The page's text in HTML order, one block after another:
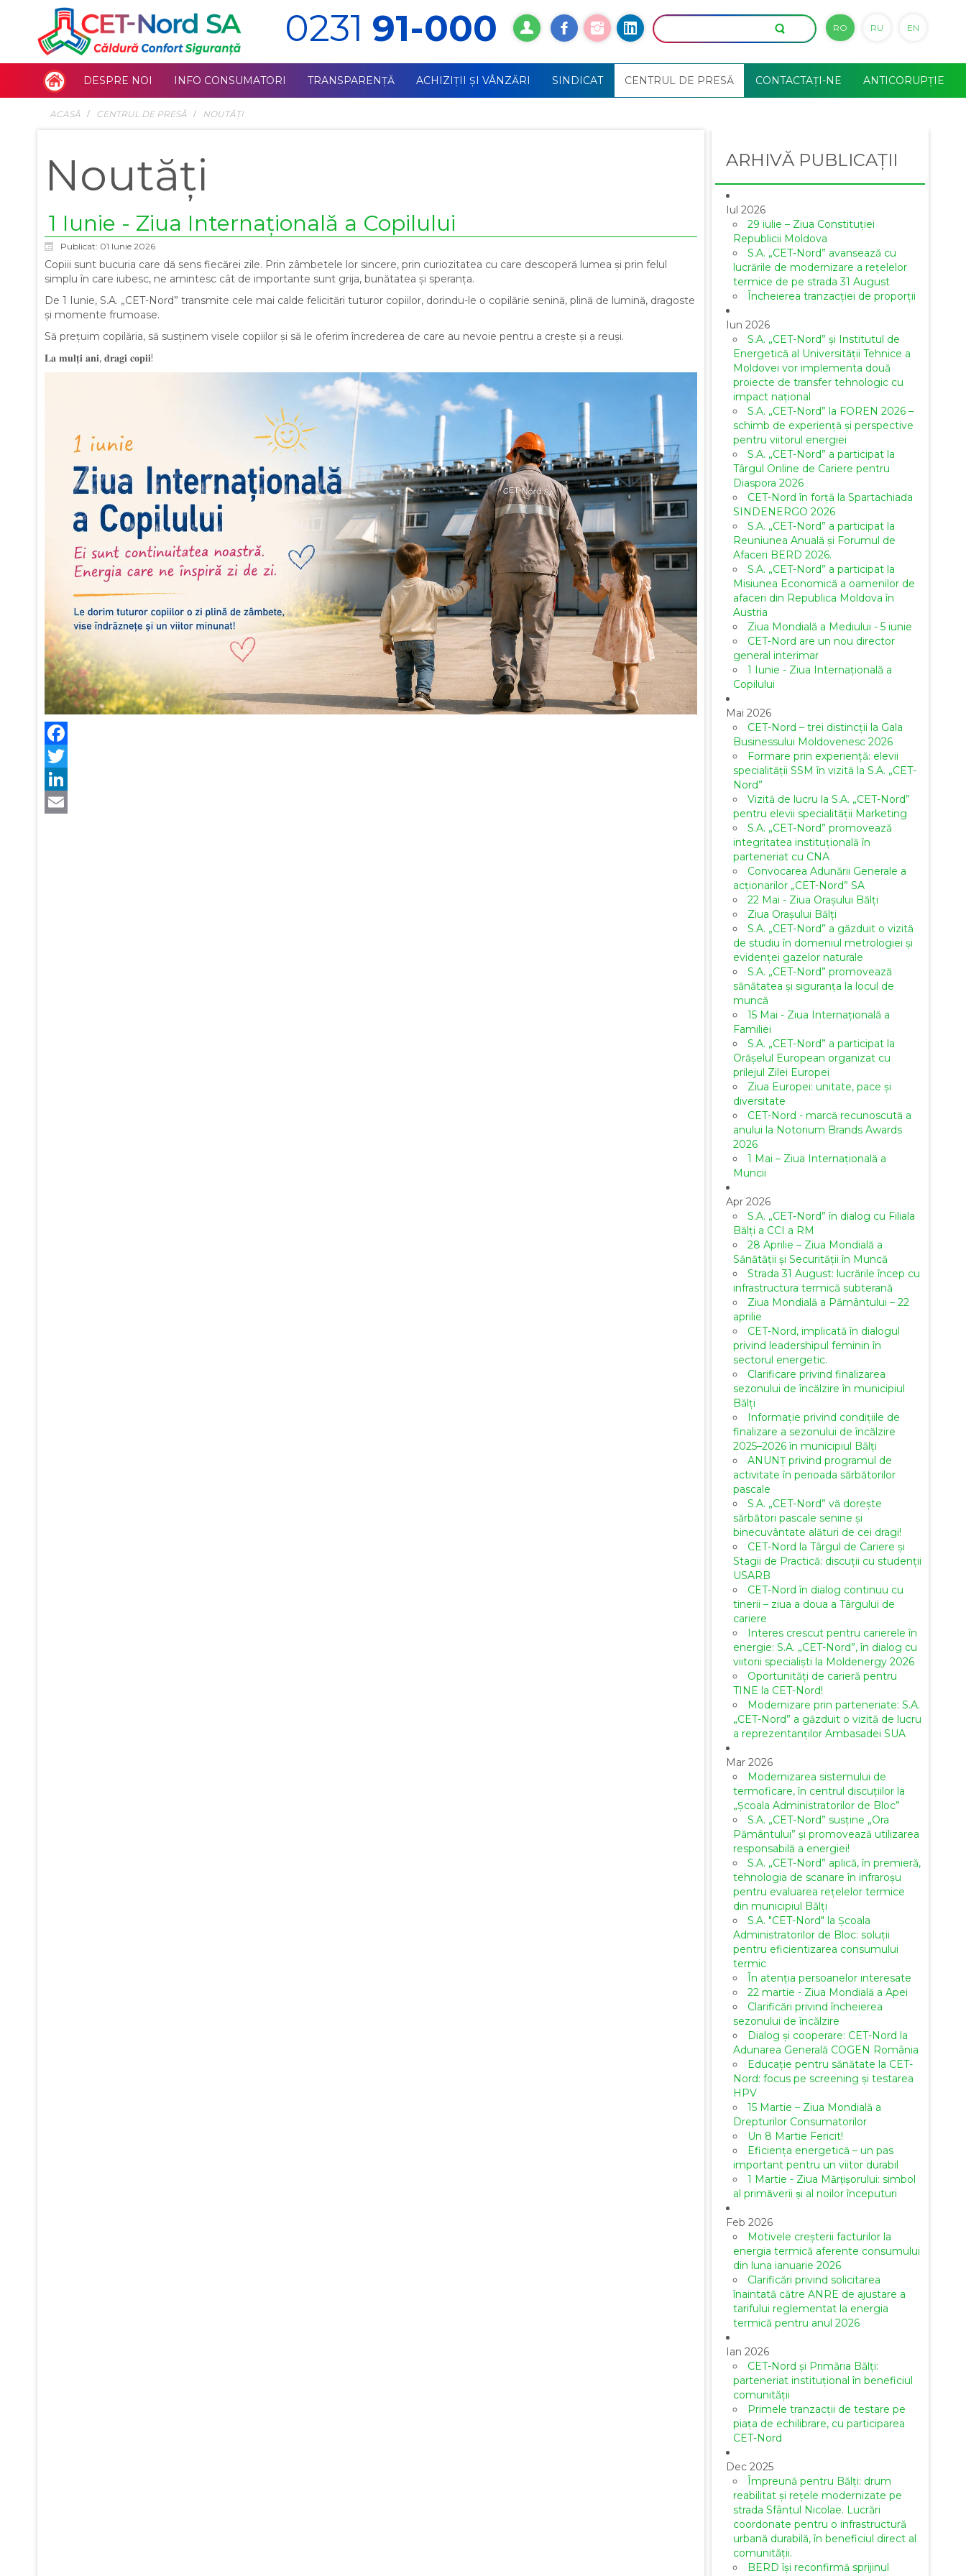
RO RU EN
0231 91-000
DESPRE NOI INFO CONSUMATORI TRANSPARENȚĂ ACHIZIŢII ŞI VÂNZĂRI SINDICAT СENTRUL DE PRESĂ CONTACTAȚI-NE ANTICORUPȚIE
ACASĂ СENTRUL DE PRESĂ NOUTĂȚI
Noutăți
1 Iunie - Ziua Internațională a Copilului
Publicat: 01 Iunie 2026
Copiii sunt bucuria care dă sens fiecărei zile. Prin zâmbetele lor sincere, prin curiozitatea cu care descoperă lumea și prin felul
simplu în care iubesc, ne amintesc cât de importante sunt grija, bunătatea și speranța.
De 1 Iunie, S.A. „CET-Nord” transmite cele mai calde felicitări tuturor copiilor, dorindu-le o copilărie senină, plină de lumină, dragoste
și momente frumoase.
Să prețuim copilăria, să susținem visele copiilor și să le oferim încrederea de care au nevoie pentru a crește și a reuși.
𝐋𝐚 𝐦𝐮𝐥𝐭̦𝐢 𝐚𝐧𝐢, 𝐝𝐫𝐚𝐠𝐢 𝐜𝐨𝐩𝐢𝐢!
ARHIVĂ PUBLICAȚII
Iul 2026
29 iulie – Ziua Constituției
Republicii Moldova
S.A. „CET-Nord” avansează cu
lucrările de modernizare a rețelelor
termice de pe strada 31 August
Încheierea tranzacției de proporții
Iun 2026
S.A. „CET-Nord” și Institutul de
Energetică al Universității Tehnice a
Moldovei vor implementa două
proiecte de transfer tehnologic cu
impact național
S.A. „CET-Nord” la FOREN 2026 –
schimb de experiență și perspective
pentru viitorul energiei
S.A. „CET-Nord” a participat la
Târgul Online de Cariere pentru
Diaspora 2026
CET-Nord în forță la Spartachiada
SINDENERGO 2026
S.A. „CET-Nord” a participat la
Reuniunea Anuală și Forumul de
Afaceri BERD 2026.
S.A. „CET-Nord” a participat la
Misiunea Economică a oamenilor de
afaceri din Republica Moldova în
Austria
Ziua Mondială a Mediului - 5 iunie
CET-Nord are un nou director
general interimar
1 Iunie - Ziua Internațională a
Copilului
Mai 2026
CET-Nord – trei distincții la Gala
Businessului Moldovenesc 2026
Formare prin experiență: elevii
specialității SSM în vizită la S.A. „CET-
Nord”
Vizită de lucru la S.A. „CET-Nord”
pentru elevii specialității Marketing
S.A. „CET-Nord” promovează
integritatea instituțională în
parteneriat cu CNA
Convocarea Adunării Generale a
acționarilor „CET-Nord” SA
22 Mai - Ziua Orașului Bălți
Ziua Orașului Bălți
S.A. „CET-Nord” a găzduit o vizită
de studiu în domeniul metrologiei și
evidenței gazelor naturale
S.A. „CET-Nord” promovează
sănătatea și siguranța la locul de
muncă
15 Mai - Ziua Internațională a
Familiei
S.A. „CET-Nord” a participat la
Orășelul European organizat cu
prilejul Zilei Europei
Ziua Europei: unitate, pace și
diversitate
CET-Nord - marcă recunoscută a
anului la Notorium Brands Awards
2026
1 Mai – Ziua Internațională a
Muncii
Apr 2026
S.A. „CET-Nord” în dialog cu Filiala
Bălți a CCI a RM
28 Aprilie – Ziua Mondială a
Sănătății și Securității în Muncă
Strada 31 August: lucrările încep cu
infrastructura termică subterană
Ziua Mondială a Pământului – 22
aprilie
CET-Nord, implicată în dialogul
privind leadershipul feminin în
sectorul energetic.
Clarificare privind finalizarea
sezonului de încălzire în municipiul
Bălți
Informație privind condițiile de
finalizare a sezonului de încălzire
2025–2026 în municipiul Bălți
ANUNȚ privind programul de
activitate în perioada sărbătorilor
pascale
S.A. „CET-Nord” vă dorește
sărbători pascale senine și
binecuvântate alături de cei dragi!
CET-Nord la Târgul de Cariere și
Stagii de Practică: discuții cu studenții
USARB
CET-Nord în dialog continuu cu
tinerii – ziua a doua a Târgului de
cariere
Interes crescut pentru carierele în
energie: S.A. „CET-Nord”, în dialog cu
viitorii specialiști la Moldenergy 2026
Oportunități de carieră pentru
TINE la CET-Nord!
Modernizare prin parteneriate: S.A.
„CET-Nord” a găzduit o vizită de lucru
a reprezentanților Ambasadei SUA
Mar 2026
Modernizarea sistemului de
termoficare, în centrul discuțiilor la
„Școala Administratorilor de Bloc”
S.A. „CET-Nord” susține „Ora
Pământului” și promovează utilizarea
responsabilă a energiei!
S.A. „CET-Nord” aplică, în premieră,
tehnologia de scanare în infraroșu
pentru evaluarea rețelelor termice
din municipiul Bălți
S.A. "CET-Nord" la Școala
Administratorilor de Bloc: soluții
pentru eficientizarea consumului
termic
În atenția persoanelor interesate
22 martie - Ziua Mondială a Apei
Clarificări privind încheierea
sezonului de încălzire
Dialog și cooperare: CET-Nord la
Adunarea Generală COGEN România
Educație pentru sănătate la CET-
Nord: focus pe screening și testarea
HPV
15 Martie – Ziua Mondială a
Drepturilor Consumatorilor
Un 8 Martie Fericit!
Eficiența energetică – un pas
important pentru un viitor durabil
1 Martie - Ziua Mărțișorului: simbol
al primăverii și al noilor începuturi
Feb 2026
Motivele creșterii facturilor la
energia termică aferente consumului
din luna ianuarie 2026
Clarificări privind solicitarea
înaintată către ANRE de ajustare a
tarifului reglementat la energia
termică pentru anul 2026
Ian 2026
CET-Nord și Primăria Bălți:
parteneriat instituțional în beneficiul
comunității
Primele tranzacții de testare pe
piața de echilibrare, cu participarea
CET-Nord
Dec 2025
Împreună pentru Bălți: drum
reabilitat și rețele modernizate pe
strada Sfântul Nicolae. Lucrări
coordonate pentru o infrastructură
urbană durabilă, în beneficiul direct al
comunității.
BERD își reconfirmă sprijinul